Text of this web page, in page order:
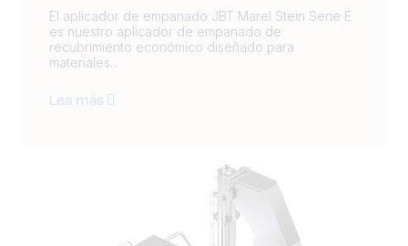
El aplicador de empanado JBT Marel Stein Serie E
es nuestro aplicador de empanado de
recubrimiento económico diseñado para
materiales...
Lea más